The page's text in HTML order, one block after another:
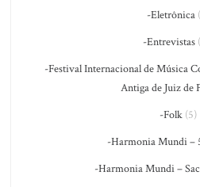
-Eletrônica
-Entrevistas
-Festival Internacional de Música
Antiga de Juiz de
-Folk(5)
-Harmonia Mundi –
-Harmonia Mundi –